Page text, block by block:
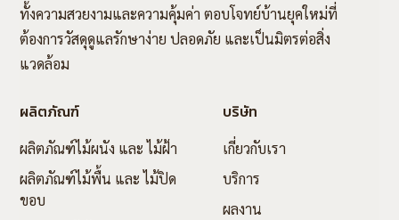
ทั้งความสวยงามและความคุ้มค่า ตอบโจทย์บ้านยุคใหม่ที่
ต้องการวัสดุดูแลรักษาง่าย ปลอดภัย และเป็นมิตรต่อสิ่ง
แวดล้อม
ผลิตภัณฑ์
ผลิตภัณฑ์ไม้ผนัง และ ไม้ฝ้า
ผลิตภัณฑ์ไม้พื้น และ ไม้ปิด
ขอบ
บริษัท
เกี่ยวกับเรา
บริการ
ผลงาน